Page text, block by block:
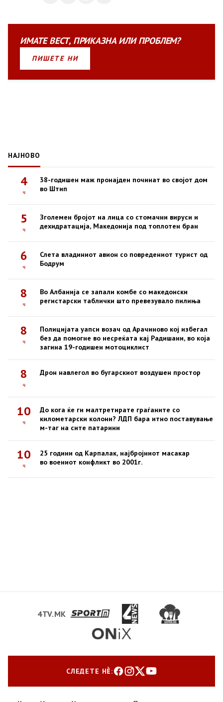
ИМАТЕВЕСТ, ПРИКАЗНАИЛИПРОБЛЕМ?
ПИШЕТЕ НИ
НАЈНОВО
4
ч
38-годишен маж пронајден починат во својот дом
во Штип
5
ч
Зголемен бројот на лица со стомачни вируси и
дехидратација, Македонија под топлотен бран
6
ч
Слета владиниот авион со повредениот турист од
Бодрум
8
ч
Во Албанија се запали комбе со македонски
регистарски таблички што превезувало пилиња
8
ч
Полицијата уапси возач од Арачиново кој избегал
без да помогне во несреќата кај Радишани, во која
загина 19-годишен мотоциклист
8
ч
Дрон навлегол во бугарскиот воздушен простор
10
ч
До кога ќе ги малтретирате граѓаните со
километарски колони? ЛДП бара итно поставување
м-таг на сите патарини
10
ч
25 години од Карпалак, најбројниот масакар
во воениот конфликт во 2001г.
4TV.MK
СЛЕДЕТЕ НЀ: